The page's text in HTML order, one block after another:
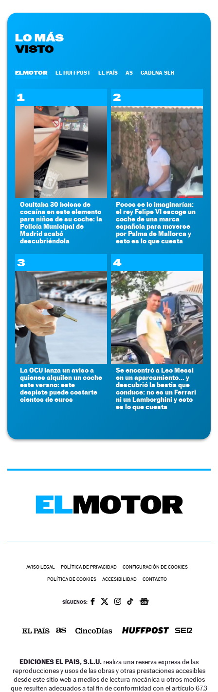
LO MÁS
VISTO
ELMOTOR EL HUFFPOST EL PAÍS AS CADENA SER
1
Ocultaba 30 bolsas de
cocaína en este elemento
para niños de su coche: la
Policía Municipal de
Madrid acabó
descubriéndola
2
Pocos se lo imaginarían:
el rey Felipe VI escoge un
coche de una marca
española para moverse
por Palma de Mallorca y
esto es lo que cuesta
3
La OCU lanza un aviso a
quienes alquilen un coche
este verano: este
despiste puede costarte
cientos de euros
4
Se encontró a Leo Messi
en un aparcamiento... y
descubrió la bestia que
conduce: no es un Ferrari
ni un Lamborghini y esto
es lo que cuesta
AVISO LEGAL POLÍTICA DE PRIVACIDAD CONFIGURACIÓN DE COOKIES
POLÍTICA DE COOKIES ACCESIBILIDAD CONTACTO
SÍGUENOS:
EDICIONES EL PAIS, S.L.U. realiza una reserva expresa de las
reproducciones y usos de las obras y otras prestaciones accesibles
desde este sitio web a medios de lectura mecánica u otros medios
que resulten adecuados a tal fin de conformidad con el artículo 67.3